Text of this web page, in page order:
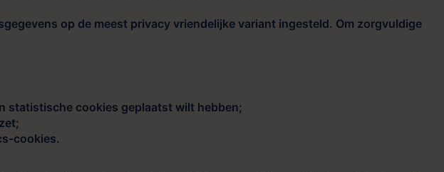
op de meest privacy vriendelijke variant ingesteld. Om zorgvuldige
statistische cookies geplaatst wilt hebben;
cookies.